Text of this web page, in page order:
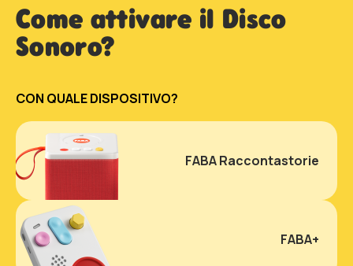
Come attivare il Disco
Sonoro?
CON QUALE DISPOSITIVO?
FABA Raccontastorie
FABA+